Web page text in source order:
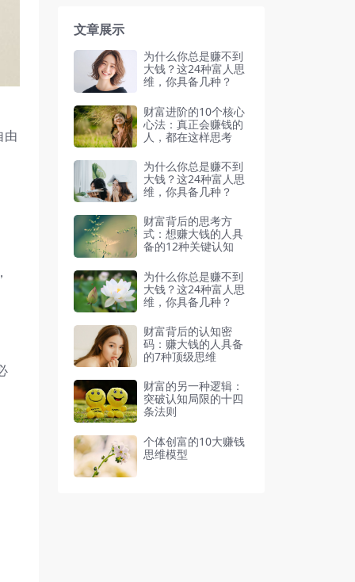
由
文章展示
为什么你总是赚不到
大钱？这24种富人思
维，你具备几种？
财富进阶的10个核心
心法：真正会赚钱的
人，都在这样思考
为什么你总是赚不到
大钱？这24种富人思
维，你具备几种？
财富背后的思考方
式：想赚大钱的人具
备的12种关键认知
为什么你总是赚不到
大钱？这24种富人思
维，你具备几种？
财富背后的认知密
码：赚大钱的人具备
的7种顶级思维
财富的另一种逻辑：
突破认知局限的十四
条法则
个体创富的10大赚钱
思维模型